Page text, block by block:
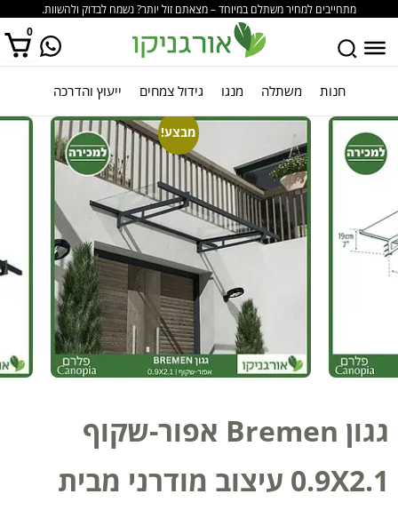
מתחייבים למחיר משתלם במיוחד – מצאתם זול יותר? נשמח לבדוק ולהשוות.
0
אין מוצרים בסל הקניות. חנות משתלה מנגו גידול צמחים ייעוץ והדרכה
מבצע!
גגון Bremen אפור-שקוף
0.9X2.1 עיצוב מודרני מבית